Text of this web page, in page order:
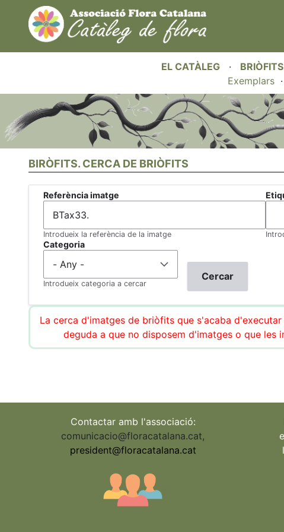
EL CATÀLEG · BRIÒFITS
Exemplars·
BIRÒFITS. CERCA DE BRIÒFITS
Referència imatge
Introdueix la referència de la imatge
Categoria
Introdueix categoria a cercar
La cerca d'imatges de briòfits que s'acaba
deguda a que no disposem d'imatges o que les
Contactar amb l'associació:
comunicacio@floracatalana.cat,
president@floracatalana.cat